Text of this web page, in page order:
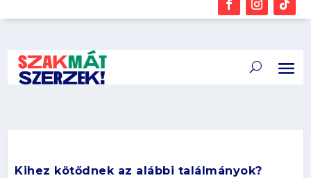
Kihez kötődnek az alábbi találmányok?